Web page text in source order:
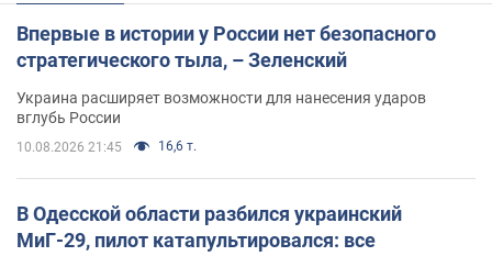
Впервые в истории у России нет безопасного
стратегического тыла, – Зеленский
Украина расширяет возможности для нанесения ударов
вглубь России
10.08.2026 21:45 16,6 т.
В Одесской области разбился украинский
МиГ-29, пилот катапультировался: все